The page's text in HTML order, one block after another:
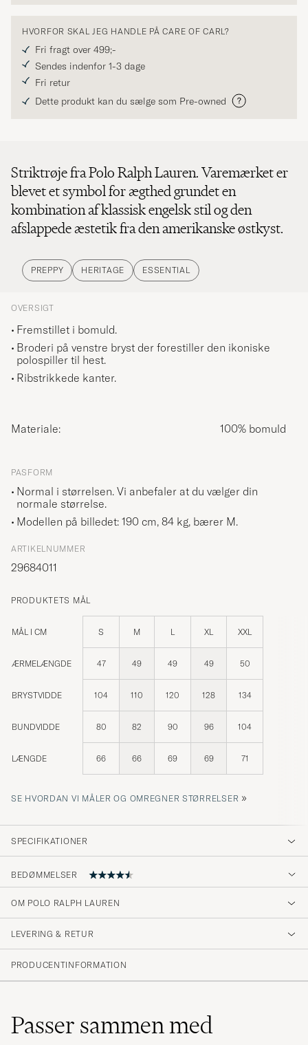
HVORFOR SKAL JEG HANDLE PÅ CARE OF CARL?
Fri fragt over 499;-
Sendes indenfor 1-3 dage
Fri retur
Dette produkt kan du sælge som Pre-owned
Striktrøje fra Polo Ralph Lauren. Varemærket er
blevet et symbol for ægthed grundet en
kombination af klassisk engelsk stil og den
afslappede æstetik fra den amerikanske østkyst.
PREPPY HERITAGE ESSENTIAL
OVERSIGT
Fremstillet i bomuld.
Broderi på venstre bryst der forestiller den ikoniske
polospiller til hest.
Ribstrikkede kanter.
Materiale: 100% bomuld
PASFORM
Normal i størrelsen. Vi anbefaler at du vælger din
normale størrelse.
Modellen på billedet: 190 cm, 84 kg, bærer M.
ARTIKELNUMMER
29684011
PRODUKTETS MÅL
MÅL I CM S M L XL XXL
ÆRMELÆNGDE 47 49 49 49 50
BRYSTVIDDE 104 110 120 128 134
BUNDVIDDE 80 82 90 96 104
LÆNGDE 66 66 69 69 71
SE HVORDAN VI MÅLER OG OMREGNER STØRRELSER »
SPECIFIKATIONER
BEDØMMELSER
bra kvalitet och snapp leverera
ADNAN A KØBTE PÅ CAREOFCARL.SE
KØBTE PÅ CAREOFCARL.SE
OM POLO RALPH LAUREN
LEVERING & RETUR
PRODUCENTINFORMATION
Passer sammen med